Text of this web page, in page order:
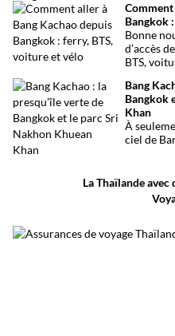
ouvert
milliers
Bangkok
Bonne
d’accès
BTS,
oasis de
Bang
Bangkok
Khan
À
ciel de
temples
belles
permet
La Thaïlande